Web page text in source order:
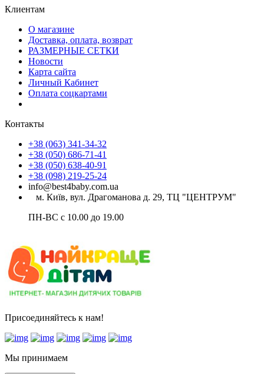
Клиентам
О магазине
Доставка, оплата, возврат
РАЗМЕРНЫЕ СЕТКИ
Новости
Карта сайта
Личный Кабинет
Оплата соцкартами
Контакты
+38 (063) 341-34-32
+38 (050) 686-71-41
+38 (050) 638-40-91
+38 (098) 219-25-24
info@best4baby.com.ua
м. Київ, вул. Драгоманова д. 29, ТЦ "ЦЕНТРУМ"
ПН-ВС с 10.00 до 19.00
Присоединяйтесь к нам!
Мы принимаем